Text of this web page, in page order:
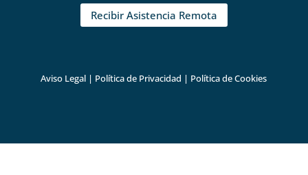
Recibir Asistencia Remota
Aviso Legal | Política de Privacidad | Política de Cookies